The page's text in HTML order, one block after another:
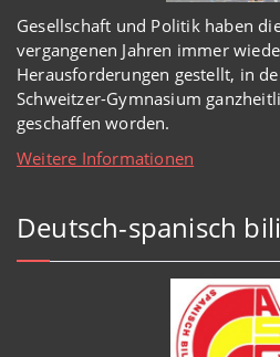
Gesellschaft und Politik haben
vergangenen Jahren immer
Herausforderungen gestellt, in
Schweitzer-Gymnasium ganzheitl
geschaffen worden.
Weitere Informationen
Deutsch-spanisch